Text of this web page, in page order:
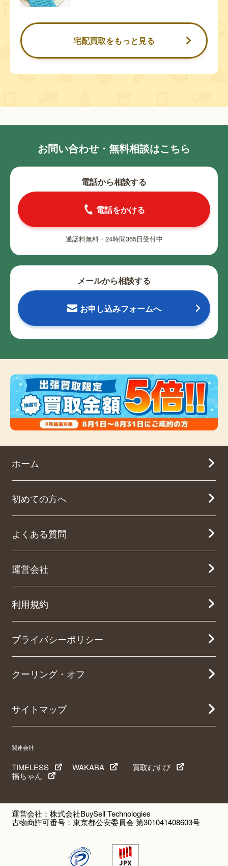
宅配買取をもっと見る
お問い合わせ・無料相談はこちら
電話から相談する
電話をかける
通話料無料・24時間365日受付中
メールから相談する
お申し込みフォームへ
ホーム
初めての方へ
よくある質問
運営会社
利用規約
プライバシーポリシー
クーリング・オフ
サイトマップ
関連会社
TIMELESS WAKABA
買取むすび
福ちゃん
運営会社：株式会社BuySell Technologies
古物商許可番号：東京都公安委員会 第301041408603号